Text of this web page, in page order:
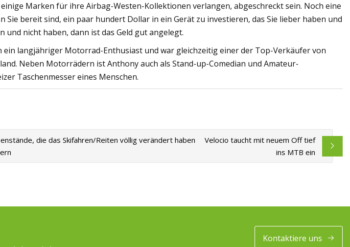
Marken für ihre Airbag-Westen-Kollektionen verlangen, abgeschreckt sein. Noch eine
Sie bereit sind, ein paar hundert Dollar in ein Gerät zu investieren, das Sie lieber haben und
und nicht haben, dann ist das Geld gut angelegt.
ein langjähriger Motorrad-Enthusiast und war gleichzeitig einer der Top-Verkäufer von
Neben Motorrädern ist Anthony auch als Stand-up-Comedian und Amateur-
Taschenmesser eines Menschen.
die das Skifahren/Reiten völlig verändert haben
Velocio taucht mit neuem Off tief
ins MTB ein
Kontaktiere uns